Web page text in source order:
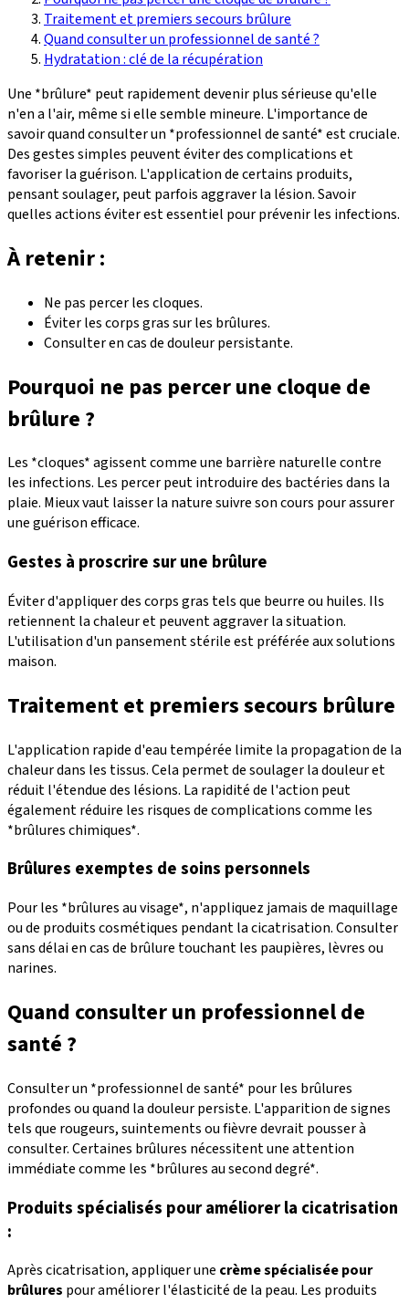
Traitement et premiers secours brûlure
Quand consulter un professionnel de santé ?
Hydratation : clé de la récupération
Une *brûlure* peut rapidement devenir plus sérieuse qu'elle
n'en a l'air, même si elle semble mineure. L'importance de
savoir quand consulter un *professionnel de santé* est cruciale.
Des gestes simples peuvent éviter des complications et
favoriser la guérison. L'application de certains produits,
pensant soulager, peut parfois aggraver la lésion. Savoir
quelles actions éviter est essentiel pour prévenir les infections.
À retenir :
Ne pas percer les cloques.
Éviter les corps gras sur les brûlures.
Consulter en cas de douleur persistante.
Pourquoi ne pas percer une cloque de
brûlure ?
Les *cloques* agissent comme une barrière naturelle contre
les infections. Les percer peut introduire des bactéries dans la
plaie. Mieux vaut laisser la nature suivre son cours pour assurer
une guérison efficace.
Gestes à proscrire sur une brûlure
Éviter d'appliquer des corps gras tels que beurre ou huiles. Ils
retiennent la chaleur et peuvent aggraver la situation.
L'utilisation d'un pansement stérile est préférée aux solutions
maison.
Traitement et premiers secours brûlure
L'application rapide d'eau tempérée limite la propagation de la
chaleur dans les tissus. Cela permet de soulager la douleur et
réduit l'étendue des lésions. La rapidité de l'action peut
également réduire les risques de complications comme les
*brûlures chimiques*.
Brûlures exemptes de soins personnels
Pour les *brûlures au visage*, n'appliquez jamais de maquillage
ou de produits cosmétiques pendant la cicatrisation. Consulter
sans délai en cas de brûlure touchant les paupières, lèvres ou
narines.
Quand consulter un professionnel de
santé ?
Consulter un *professionnel de santé* pour les brûlures
profondes ou quand la douleur persiste. L'apparition de signes
tels que rougeurs, suintements ou fièvre devrait pousser à
consulter. Certaines brûlures nécessitent une attention
immédiate comme les *brûlures au second degré*.
Produits spécialisés pour améliorer la cicatrisation
:
Après cicatrisation, appliquer une crème spécialisée pour
brûlures pour améliorer l'élasticité de la peau. Les produits